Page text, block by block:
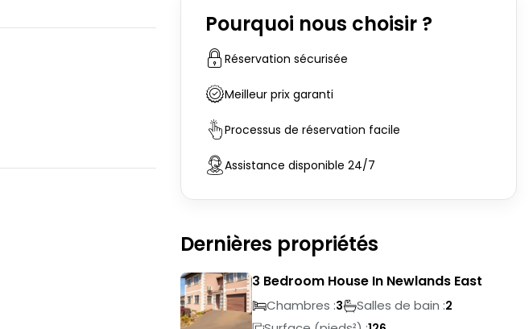
Pourquoi nous choisir ?
Réservation sécurisée
Meilleur prix garanti
Processus de réservation facile
Assistance disponible 24/7
Dernières propriétés
3 Bedroom House In Newlands East
Chambres :3 Salles de bain :2